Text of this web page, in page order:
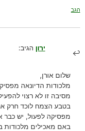
הגב
ירון הגיב:
שלום אורן,
מלכודות הדיונאה
מסיבה זו לא רצוי
בטבע הצמח לוכד חרק
מפסיקה לפעול, יש
באם מאכילים מלכודות